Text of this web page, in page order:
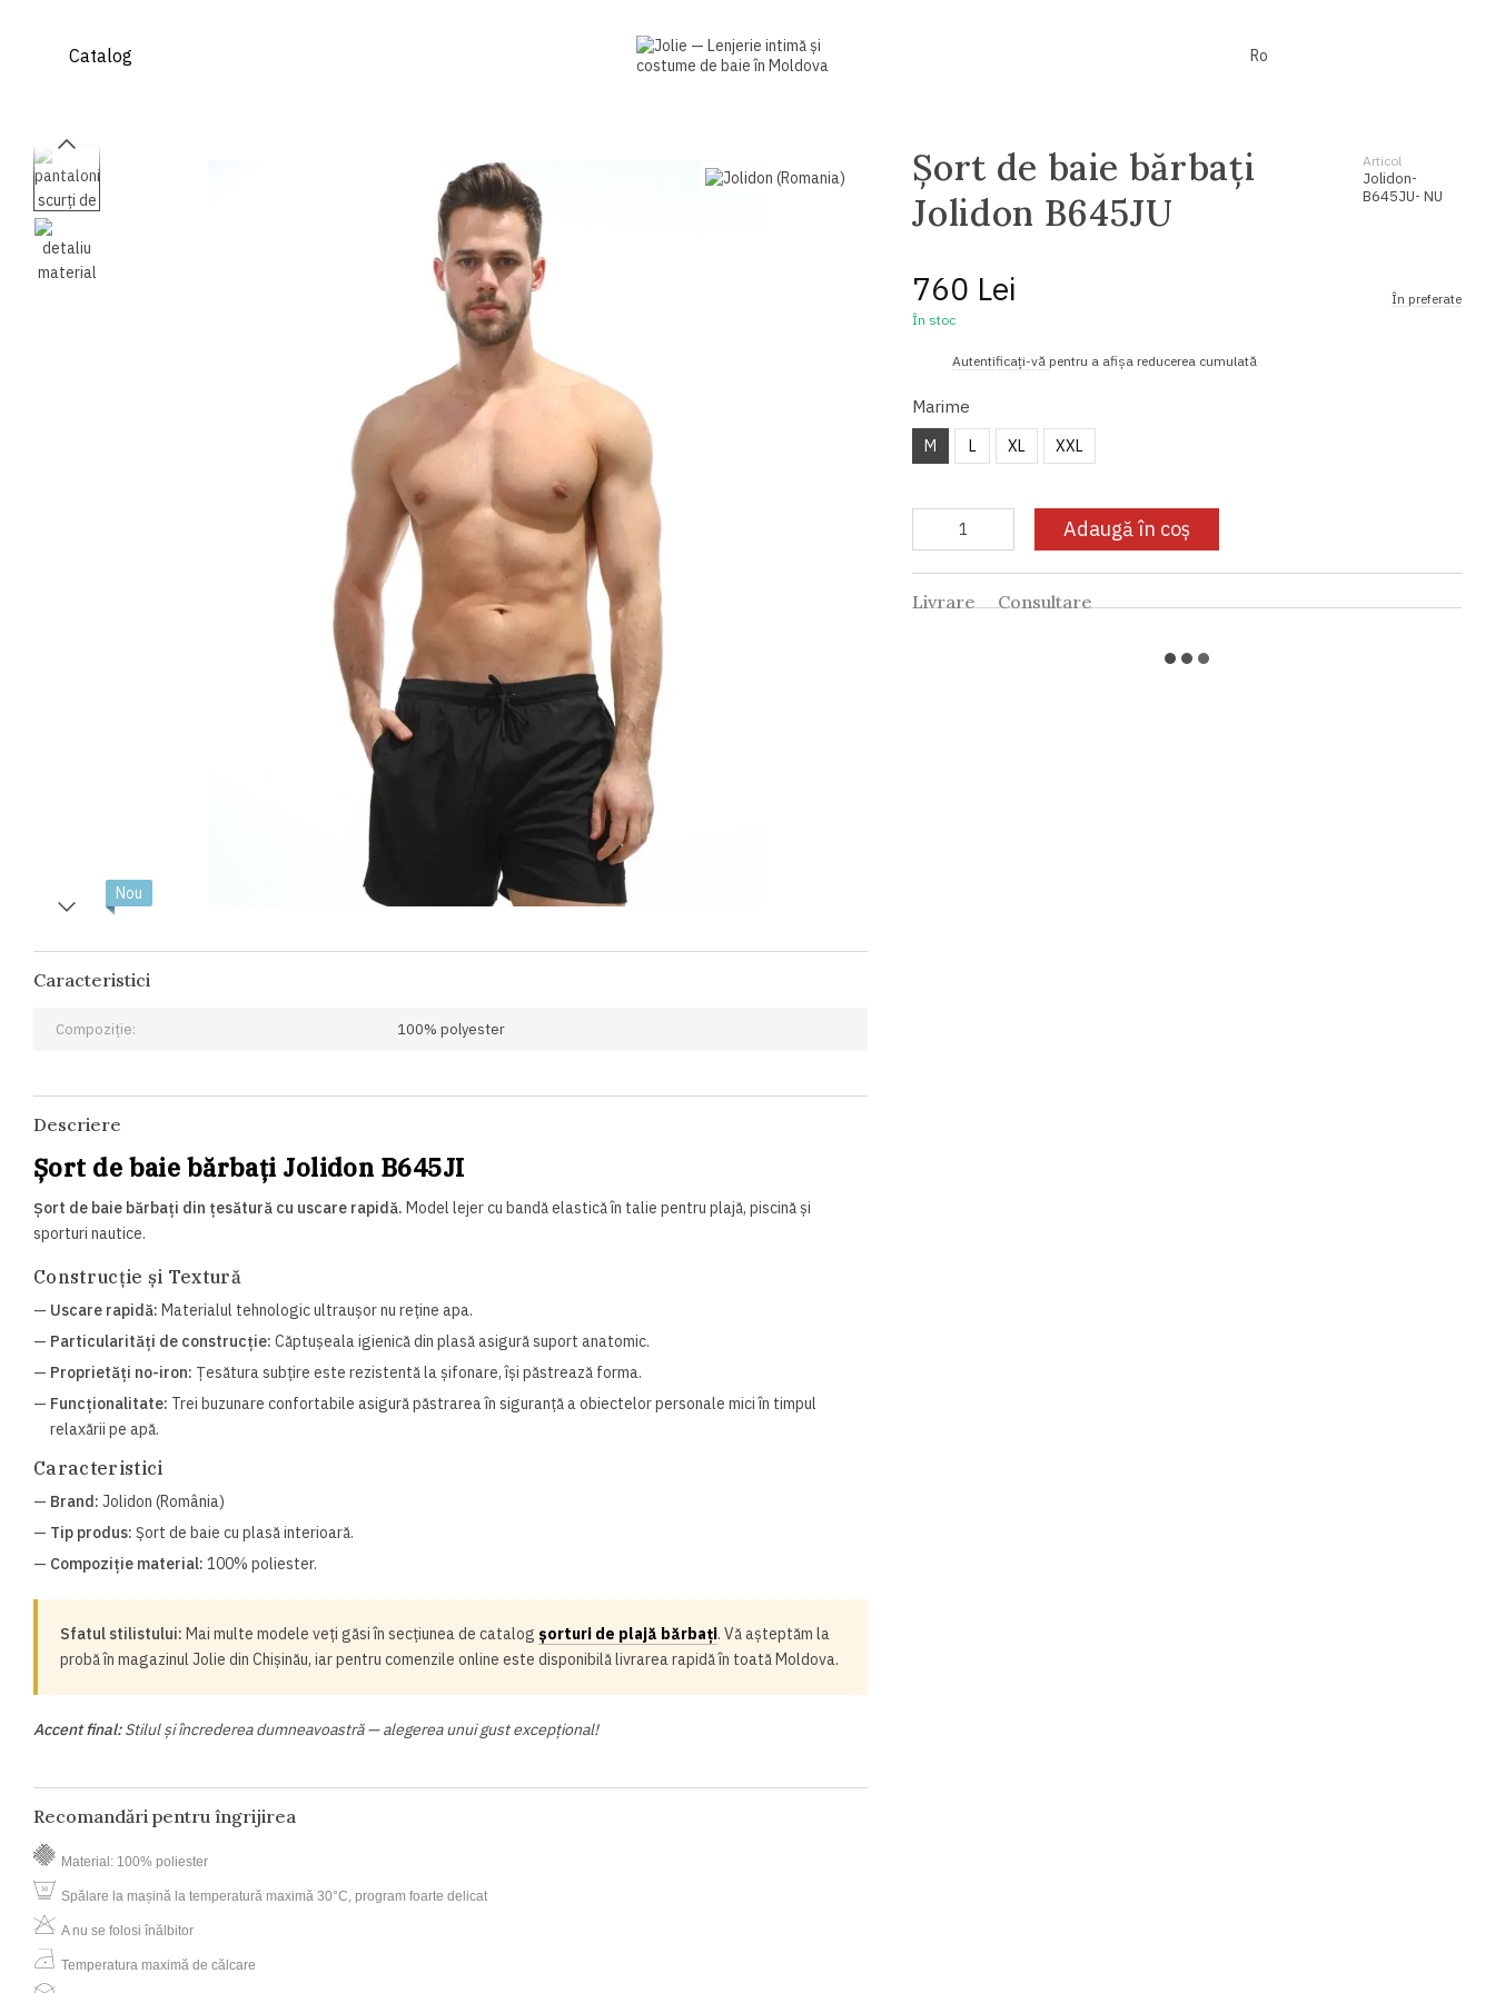
Catalog Ro
Nou
Caracteristici
Compoziție: 100% polyester
Descriere
Șort de baie bărbați Jolidon B645JI
Șort de baie bărbați din țesătură cu uscare rapidă. Model lejer cu bandă elastică în talie pentru plajă, piscină și
sporturi nautice.
Construcție și Textură
— Uscare rapidă: Materialul tehnologic ultraușor nu reține apa.
— Particularități de construcție: Căptușeala igienică din plasă asigură suport anatomic.
— Proprietăți no-iron: Țesătura subțire este rezistentă la șifonare, își păstrează forma.
— Funcționalitate: Trei buzunare confortabile asigură păstrarea în siguranță a obiectelor personale mici în timpul
relaxării pe apă.
Caracteristici
— Brand: Jolidon (România)
— Tip produs: Șort de baie cu plasă interioară.
— Compoziție material: 100% poliester.
Sfatul stilistului: Mai multe modele veți găsi în secțiunea de catalog șorturi de plajă bărbați. Vă așteptăm la
probă în magazinul Jolie din Chișinău, iar pentru comenzile online este disponibilă livrarea rapidă în toată Moldova.
Accent final:Stilul și încrederea dumneavoastră — alegerea unui gust excepțional!
Recomandări pentru îngrijirea
Material: 100% poliester
Spălare la mașină la temperatură maximă 30°C, program foarte delicat
A nu se folosi înălbitor
Temperatura maximă de călcare
Șort de baie bărbați
Jolidon B645JU
Articol
Jolidon-
B645JU- NU
760 Lei
În stoc
În preferate
Autentificați-vă pentru a afișa reducerea cumulată
Marime
M L XL XXL
Adaugă în coș
Livrare Consultare